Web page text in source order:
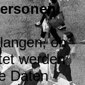
ob
werden
Daten